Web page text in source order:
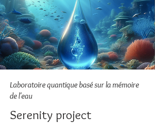
Laboratoire quantique basé sur la mémoire
de l'eau
Serenity project